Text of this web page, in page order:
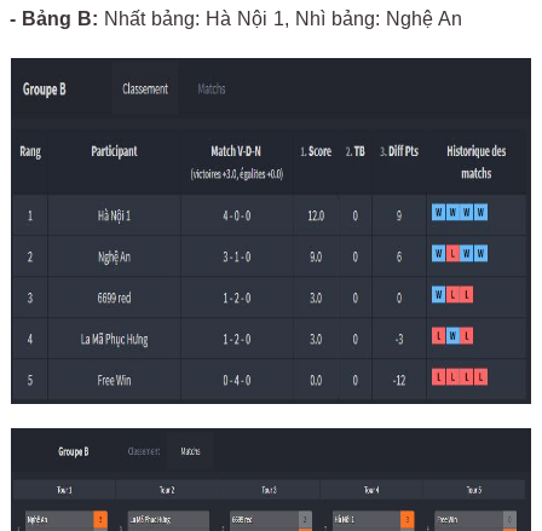
- Bảng B: Nhất bảng: Hà Nội 1, Nhì bảng: Nghệ An